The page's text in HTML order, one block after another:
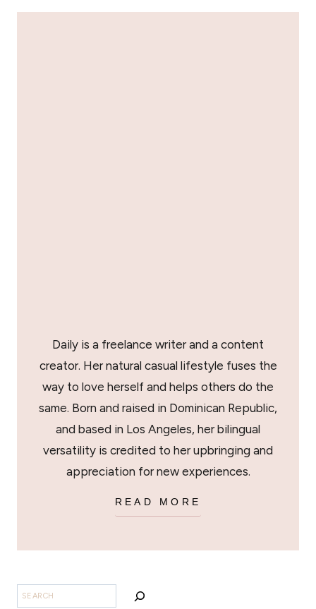
Daily is a freelance writer and a content
creator. Her natural casual lifestyle fuses the
way to love herself and helps others do the
same. Born and raised in Dominican Republic,
and based in Los Angeles, her bilingual
versatility is credited to her upbringing and
appreciation for new experiences.
READ MORE